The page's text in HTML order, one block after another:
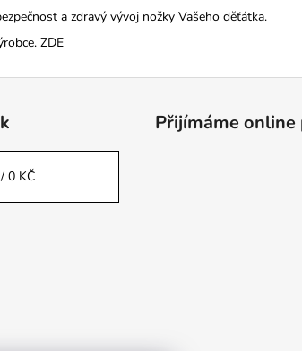
a zdravý vývoj nožky Vašeho děťátka.
ZDE
/0 KČ
Přijímáme